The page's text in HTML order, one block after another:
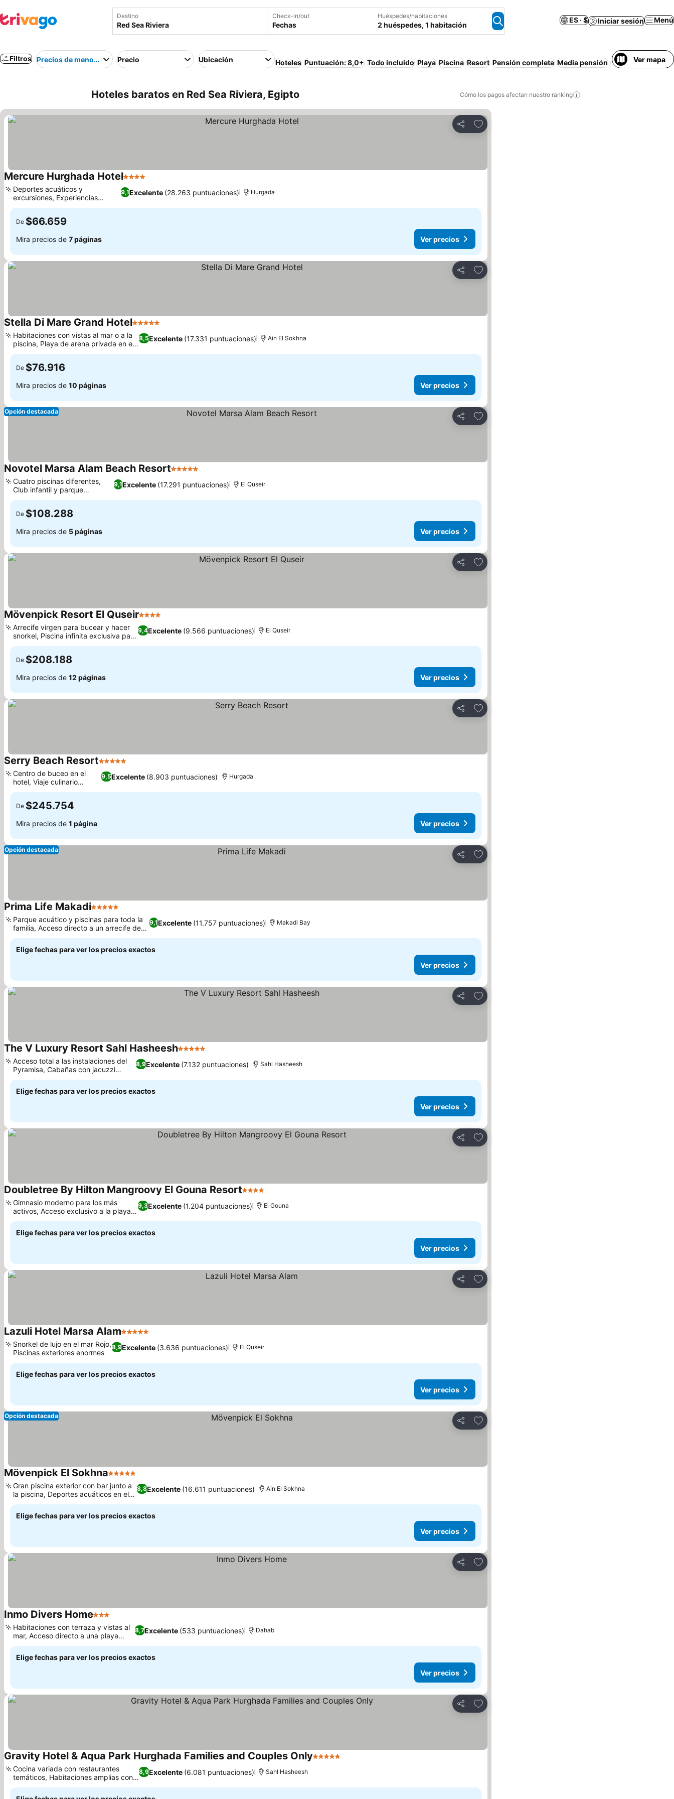
Destino Check-in/out
Fechas
Huéspedes/habitaciones
2 huéspedes, 1 habitación
ES · $ Iniciar sesión Menú
Filtros Precios de menor a mayorPrecio Ubicación Hoteles Puntuación: 8,0+ Todo incluido Playa Piscina Resort Pensión completa Media pensión Lujo Parejas Wifi
Ver mapa
Hoteles baratos en Red Sea Riviera, Egipto Cómo los pagos afectan nuestro ranking
Compartir
Agregar a favoritos
Mercure Hurghada Hotel4 Estrellas
9,1Excelente (28.263 puntuaciones)
Deportes acuáticos y
excursiones, Experiencias
culinarias diversas
Hurgada
De $66.659
Mira precios de 7 páginas Ver precios
Compartir
Agregar a favoritos
Stella Di Mare Grand Hotel5 Estrellas
8,5Excelente (17.331 puntuaciones)
Habitaciones con vistas al mar o a la
piscina, Playa de arena privada en el
mar Rojo
Ain El Sokhna
De $76.916
Mira precios de 10 páginas Ver precios
Compartir
Agregar a favoritos
Opción destacada
Novotel Marsa Alam Beach Resort5 Estrellas
9,1Excelente (17.291 puntuaciones)
Cuatro piscinas diferentes,
Club infantil y parque
dedicados
El Quseir
De $108.288
Mira precios de 5 páginas Ver precios
Compartir
Agregar a favoritos
Mövenpick Resort El Quseir4 Estrellas
9,4Excelente (9.566 puntuaciones)
Arrecife virgen para bucear y hacer
snorkel, Piscina infinita exclusiva para
adultos
El Quseir
De $208.188
Mira precios de 12 páginas Ver precios
Compartir
Agregar a favoritos
Serry Beach Resort5 Estrellas
9,5Excelente (8.903 puntuaciones)
Centro de buceo en el
hotel, Viaje culinario
diverso
Hurgada
De $245.754
Mira precios de 1 página Ver precios
Compartir
Agregar a favoritos
Opción destacada
Prima Life Makadi5 Estrellas
9,1Excelente (11.757 puntuaciones)
Parque acuático y piscinas para toda la
familia, Acceso directo a un arrecife de
coral vibrante
Makadi Bay
Elige fechas para ver los precios exactos
Ver precios
Compartir
Agregar a favoritos
The V Luxury Resort Sahl Hasheesh5 Estrellas
8,9Excelente (7.132 puntuaciones)
Acceso total a las instalaciones del
Pyramisa, Cabañas con jacuzzi
climatizado
Sahl Hasheesh
Elige fechas para ver los precios exactos
Ver precios
Compartir
Agregar a favoritos
Doubletree By Hilton Mangroovy El Gouna Resort4 Estrellas
9,3Excelente (1.204 puntuaciones)
Gimnasio moderno para los más
activos, Acceso exclusivo a la playa
del mar Rojo
El Gouna
Elige fechas para ver los precios exactos
Ver precios
Compartir
Agregar a favoritos
Lazuli Hotel Marsa Alam5 Estrellas
8,9Excelente (3.636 puntuaciones)
Snorkel de lujo en el mar Rojo,
Piscinas exteriores enormes
El Quseir
Elige fechas para ver los precios exactos
Ver precios
Compartir
Agregar a favoritos
Opción destacada
Mövenpick El Sokhna5 Estrellas
8,8Excelente (16.611 puntuaciones)
Gran piscina exterior con bar junto a
la piscina, Deportes acuáticos en el
mar Rojo
Ain El Sokhna
Elige fechas para ver los precios exactos
Ver precios
Compartir
Agregar a favoritos
Inmo Divers Home3 Estrellas
8,7Excelente (533 puntuaciones)
Habitaciones con terraza y vistas al
mar, Acceso directo a una playa
privada
Dahab
Elige fechas para ver los precios exactos
Ver precios
Compartir
Agregar a favoritos
Gravity Hotel & Aqua Park Hurghada Families and Couples Only5 Estrellas
8,9Excelente (6.081 puntuaciones)
Cocina variada con restaurantes
temáticos, Habitaciones amplias con
vistas al mar
Sahl Hasheesh